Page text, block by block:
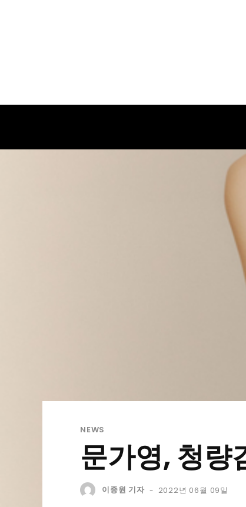
NEWS
문가영, 청량
이종원 기자 - 2022년 06월 09일